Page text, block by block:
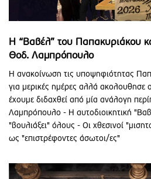
Η “Βαβέλ” του Παπακυριάκου
Θοδ. Λαμπρόπουλο
Η ανακοίνωση τις υποψηφιότητας
για μερικές ημέρες αλλά ακολουθησε
έχουμε διδαχθεί από μία ανάλογη
Λαμπρόπουλο - Η αυτοδιοικητική
"βουλιάξει" όλους - Οι χθεσινοί
ως "επιστρέφοντες άσωτοι/ες"